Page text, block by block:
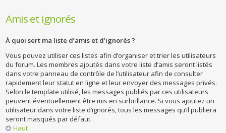
Amis et ignorés
À quoi sert ma liste d’amis et d’ignorés ?
Vous pouvez utiliser ces listes afin d’organiser et trier les utilisateurs
du forum. Les membres ajoutés dans votre liste d’amis seront listés
dans votre panneau de contrôle de l’utilisateur afin de consulter
rapidement leur statut en ligne et leur envoyer des messages privés.
Selon le template utilisé, les messages publiés par ces utilisateurs
peuvent éventuellement être mis en surbrillance. Si vous ajoutez un
utilisateur dans votre liste d’ignorés, tous les messages qu’il publiera
seront masqués par défaut.
Haut